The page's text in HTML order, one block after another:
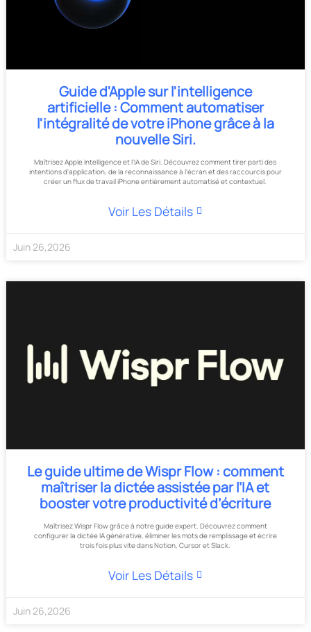
Guide d'Apple sur l'intelligence
artificielle : Comment automatiser
l'intégralité de votre iPhone grâce à la
nouvelle Siri.
Maîtrisez Apple Intelligence et l'IA de Siri. Découvrez comment tirer parti des
intentions d'application, de la reconnaissance à l'écran et des raccourcis pour
créer un flux de travail iPhone entièrement automatisé et contextuel.
Voir Les Détails
Juin 26,2026
Le guide ultime de Wispr Flow : comment
maîtriser la dictée assistée par l’IA et
booster votre productivité d’écriture
Maîtrisez Wispr Flow grâce à notre guide expert. Découvrez comment
configurer la dictée IA générative, éliminer les mots de remplissage et écrire
trois fois plus vite dans Notion, Cursor et Slack.
Voir Les Détails
Juin 26,2026